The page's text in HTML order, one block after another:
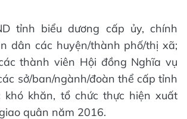
tỉnh biểu dương cấp ủy, chính
dân các huyện/thành phố/thị xã;
thành viên Hội đồng Nghĩa vụ
sở/ban/ngành/đoàn thể cấp tỉnh
khó khăn, tổ chức thực hiện xuất
quân năm 2016.